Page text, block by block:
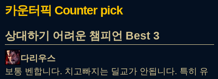
카운터픽 Counter pick
상대하기 어려운 챔피언 Best 3
다리우스
보통 벤합니다. 치고빠지는 딜교가 안됩니다. 특히 유